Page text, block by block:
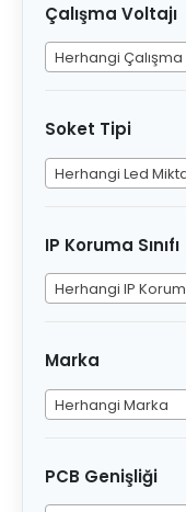
Çalışma Voltajı
Herhangi Çalışma
Soket Tipi
Herhangi Led
IP Koruma Sınıfı
Herhangi IP Koruma
Marka
Herhangi Marka
PCB Genişliği